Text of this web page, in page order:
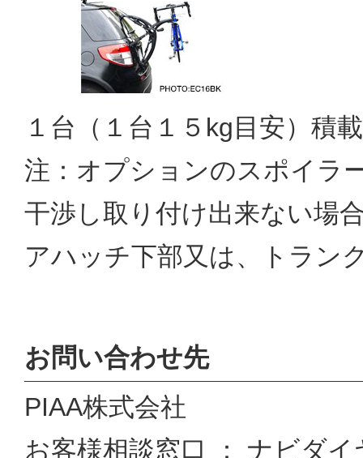
１台（１台１５kg目安）積
注：オプションのスポイラ
干渉し取り付け出来ない場
アハッチ下部又は、トラン
お問い合わせ先
PIAA株式会社
お客様相談窓口 ： ナビダ